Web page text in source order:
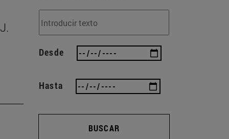
Desde
Hasta
BUSCAR